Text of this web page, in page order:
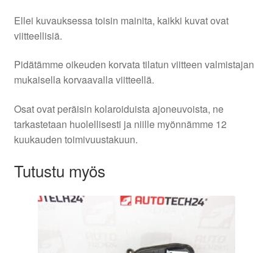
Ellei kuvauksessa toisin mainita, kaikki kuvat ovat
viitteellisiä.
Pidätämme oikeuden korvata tilatun viitteen valmistajan
mukaisella korvaavalla viitteellä.
Osat ovat peräisin kolaroiduista ajoneuvoista, ne
tarkastetaan huolellisesti ja niille myönnämme 12
kuukauden toimivuustakuun.
Tutustu myös